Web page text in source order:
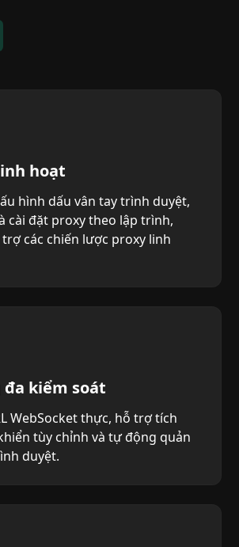
hoạt
hình dấu vân tay trình duyệt,
cài đặt proxy theo lập trình,
các chiến lược proxy linh
kiểm soát
WebSocket thực, hỗ trợ tích
tùy chỉnh và tự động quản
duyệt.